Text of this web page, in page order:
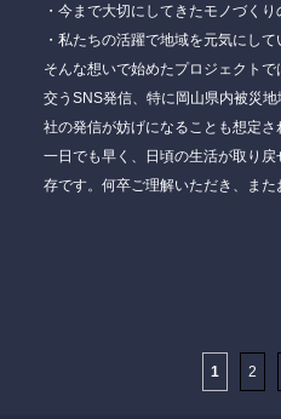
・今まで大切にしてきたモノづくり
・私たちの活躍で地域を元気にして
そんな想いで始めたプロジェクト
交うSNS発信、特に岡山県内被災
社の発信が妨げになることも想定さ
一日でも早く、日頃の生活が取り
存です。何卒ご理解いただき、また
1 2